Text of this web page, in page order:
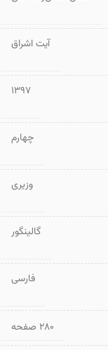
آیت اشراق
1397
چهارم
وزیری
گالینگور
فارسی
۲۸۰ صفحه